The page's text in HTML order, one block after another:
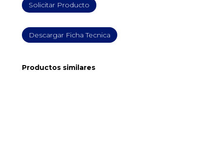
Solicitar Producto
Descargar Ficha Tecnica
Productos similares